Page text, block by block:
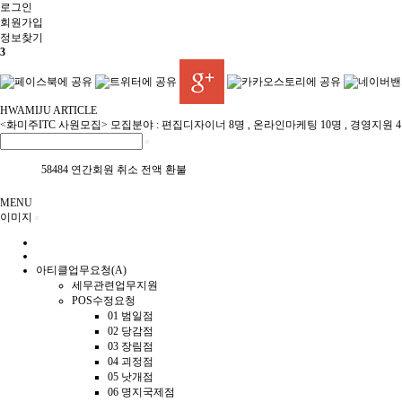
로그인
회원 가입
정보찾기
3
HWAMIJU ARTICLE
<화미주ITC 사원모집> 모집분야 : 편집디자이너 8명 , 온라인마케팅 10명 , 경영지원
58484 연간회원 취소 전액 환불
MENU
이미지
아티클업무요청(A)
세무관련업무지원
POS수정요청
01 범일점
02 당감점
03 장림점
04 괴정점
05 낫개점
06 명지국제점